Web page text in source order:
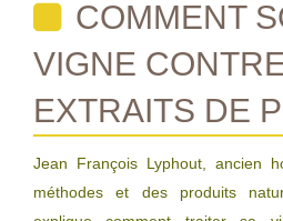
COMMENT
VIGNE
EXTRAITS DE
Jean François Lyphout, ancien
méthodes et des produits